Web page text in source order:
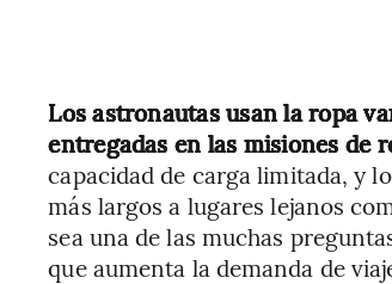
Los astronautas usan la ropa
entregadas en las misiones de
capacidad de carga limitada, y
más largos a lugares lejanos
sea una de las muchas
que aumenta la demanda de